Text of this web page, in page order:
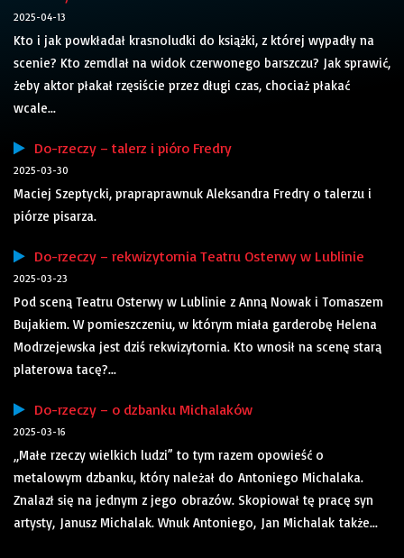
2025-04-13
Kto i jak powkładał krasnoludki do książki, z której wypadły na
scenie? Kto zemdlał na widok czerwonego barszczu? Jak sprawić,
żeby aktor płakał rzęsiście przez długi czas, chociaż płakać
wcale...
Do-rzeczy – talerz i pióro Fredry
2025-03-30
Maciej Szeptycki, prapraprawnuk Aleksandra Fredry o talerzu i
piórze pisarza.
Do-rzeczy – rekwizytornia Teatru Osterwy w Lublinie
2025-03-23
Pod sceną Teatru Osterwy w Lublinie z Anną Nowak i Tomaszem
Bujakiem. W pomieszczeniu, w którym miała garderobę Helena
Modrzejewska jest dziś rekwizytornia. Kto wnosił na scenę starą
platerowa tacę?...
Do-rzeczy – o dzbanku Michalaków
2025-03-16
„Małe rzeczy wielkich ludzi” to tym razem opowieść o
metalowym dzbanku, który należał do Antoniego Michalaka.
Znalazł się na jednym z jego obrazów. Skopiował tę pracę syn
artysty, Janusz Michalak. Wnuk Antoniego, Jan Michalak także...